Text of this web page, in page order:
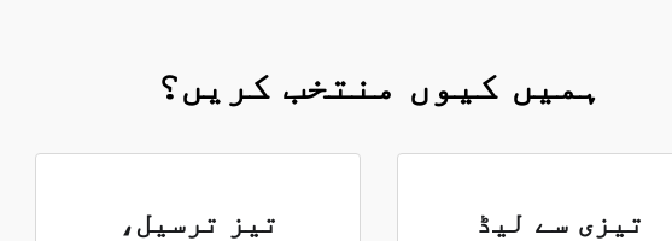
ہمیں کیوں منتخب کریں؟
تیزی سے لیڈ
تیز ترسیل،